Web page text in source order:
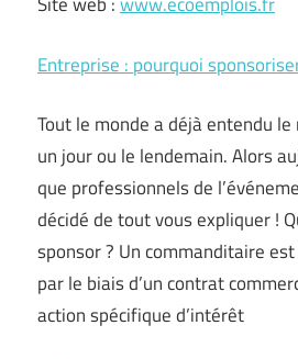
Entreprise : pourquoi
Tout le monde a déjà entendu
un jour ou le lendemain. Alors
que professionnels de
décidé de tout vous expliquer !
sponsor ? Un commanditaire
par le biais d’un contrat
action spécifique d’intérêt